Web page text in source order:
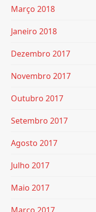
Março 2018
Janeiro 2018
Dezembro 2017
Novembro 2017
Outubro 2017
Setembro 2017
Agosto 2017
Julho 2017
Maio 2017